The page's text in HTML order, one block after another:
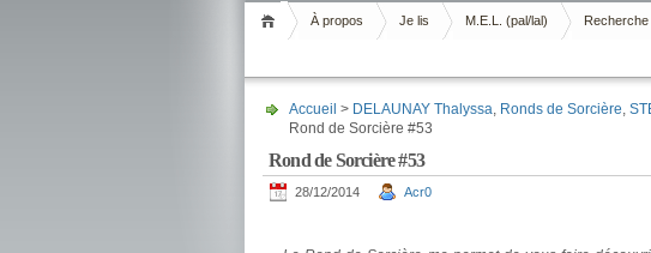
Livrement
À propos Je lis M.E.L. (pal/lal)
Accueil > DELAUNAY Thalyssa, Ronds de Sorcière,
Rond de Sorcière #53
Rond de Sorcière #53
28/12/2014 Acr0